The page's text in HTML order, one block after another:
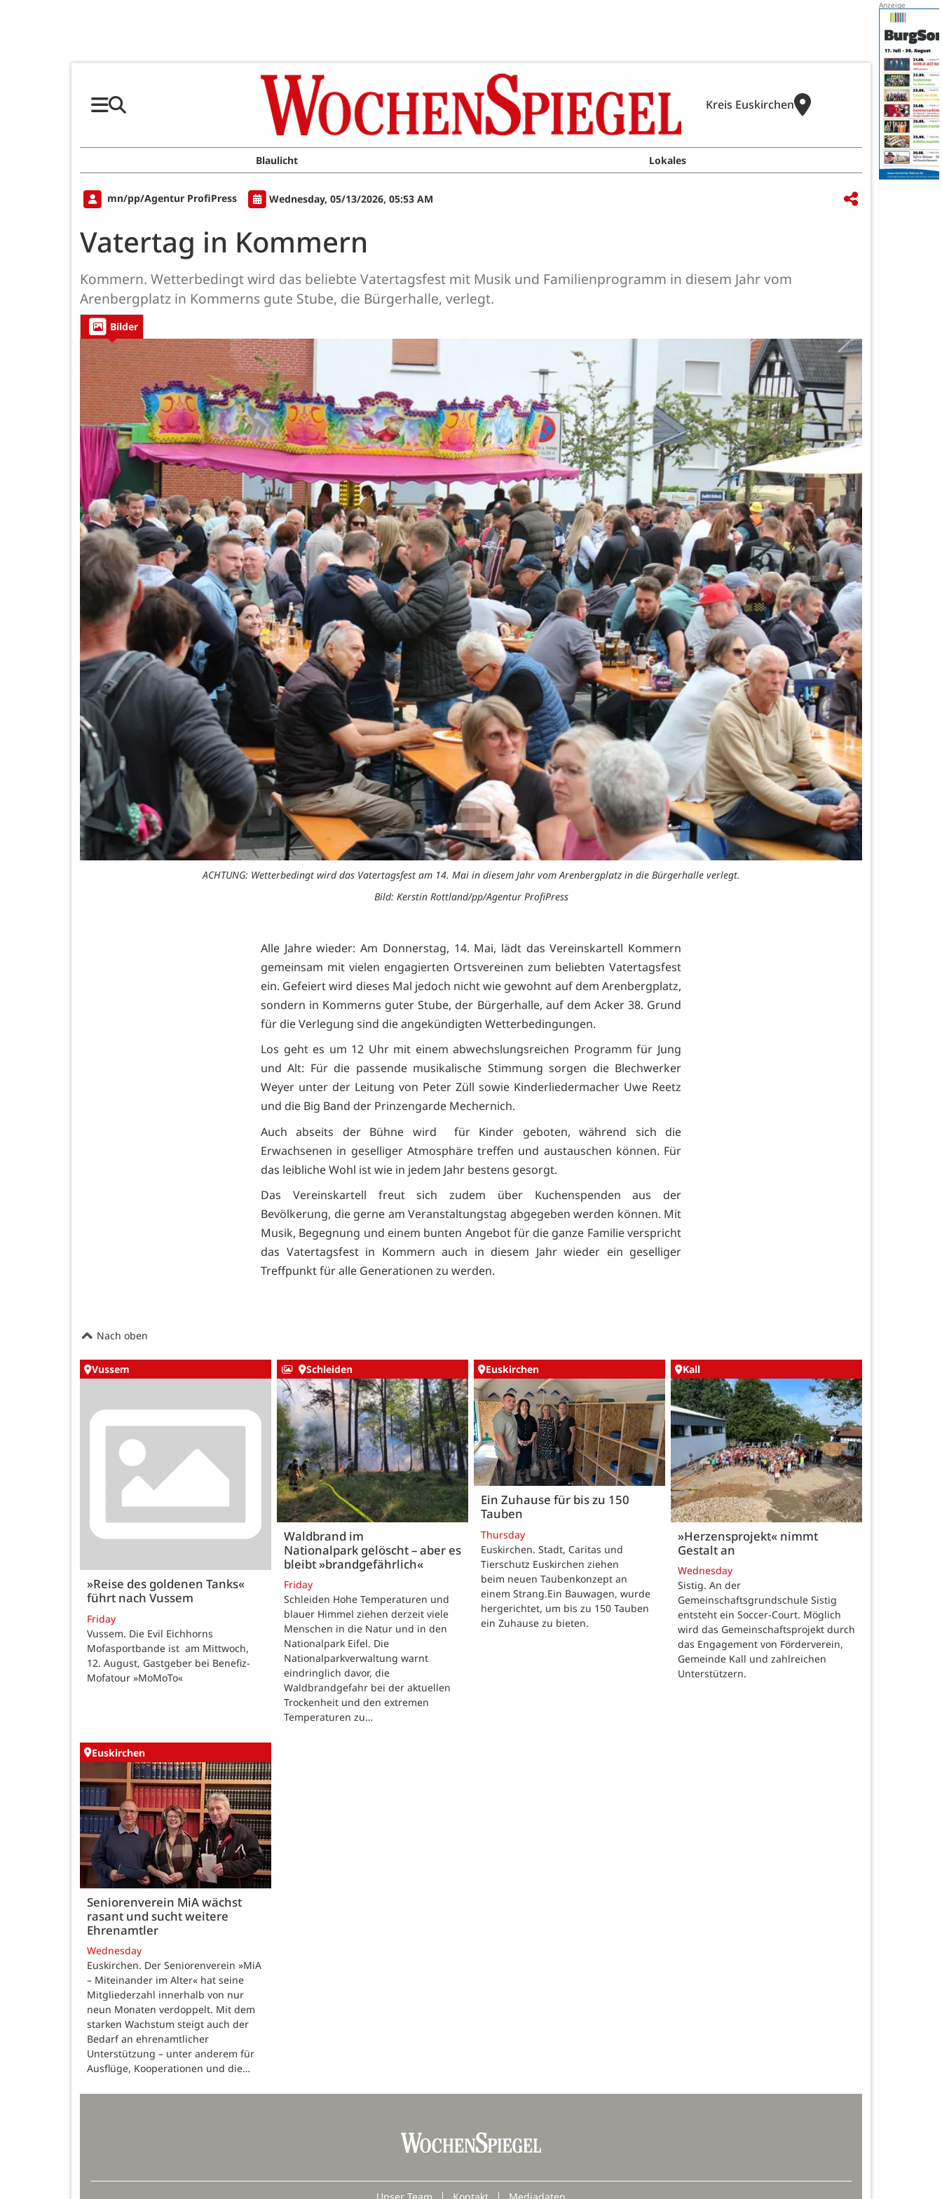
Kreis Euskirchen
Blaulicht Lokales
mn/pp/Agentur ProfiPress Wednesday, 05/13/2026, 05:53 AM
Vatertag in Kommern
Kommern. Wetterbedingt wird das beliebte Vatertagsfest mit Musik und Familienprogramm in diesem Jahr vom
Arenbergplatz in Kommerns gute Stube, die Bürgerhalle, verlegt.
Bilder
ACHTUNG: Wetterbedingt wird das Vatertagsfest am 14. Mai in diesem Jahr vom Arenbergplatz in die Bürgerhalle verlegt.
Bild: Kerstin Rottland/pp/Agentur ProfiPress
Alle Jahre wieder: Am Donnerstag, 14. Mai, lädt das Vereinskartell Kommern
gemeinsam mit vielen engagierten Ortsvereinen zum beliebten Vatertagsfest
ein. Gefeiert wird dieses Mal jedoch nicht wie gewohnt auf dem Arenbergplatz,
sondern in Kommerns guter Stube, der Bürgerhalle, auf dem Acker 38. Grund
für die Verlegung sind die angekündigten Wetterbedingungen.
Los geht es um 12 Uhr mit einem abwechslungsreichen Programm für Jung
und Alt: Für die passende musikalische Stimmung sorgen die Blechwerker
Weyer unter der Leitung von Peter Züll sowie Kinderliedermacher Uwe Reetz
und die Big Band der Prinzengarde Mechernich.
Auch abseits der Bühne wird für Kinder geboten, während sich die
Erwachsenen in geselliger Atmosphäre treffen und austauschen können. Für
das leibliche Wohl ist wie in jedem Jahr bestens gesorgt.
Das Vereinskartell freut sich zudem über Kuchenspenden aus der
Bevölkerung, die gerne am Veranstaltungstag abgegeben werden können. Mit
Musik, Begegnung und einem bunten Angebot für die ganze Familie verspricht
das Vatertagsfest in Kommern auch in diesem Jahr wieder ein geselliger
Treffpunkt für alle Generationen zu werden.
Nach oben
Vussem
»Reise des goldenen Tanks«
führt nach Vussem
Friday
Vussem. Die Evil Eichhorns
Mofasportbande ist am Mittwoch,
12. August, Gastgeber bei Benefiz-
Mofatour »MoMoTo«
Schleiden
Waldbrand im
Nationalpark gelöscht – aber es
bleibt »brandgefährlich«
Friday
Schleiden Hohe Temperaturen und
blauer Himmel ziehen derzeit viele
Menschen in die Natur und in den
Nationalpark Eifel. Die
Nationalparkverwaltung warnt
eindringlich davor, die
Waldbrandgefahr bei der aktuellen
Trockenheit und den extremen
Temperaturen zu…
Euskirchen
Ein Zuhause für bis zu 150
Tauben
Thursday
Euskirchen. Stadt, Caritas und
Tierschutz Euskirchen ziehen
beim neuen Taubenkonzept an
einem Strang.Ein Bauwagen, wurde
hergerichtet, um bis zu 150 Tauben
ein Zuhause zu bieten.
Kall
»Herzensprojekt« nimmt
Gestalt an
Wednesday
Sistig. An der
Gemeinschaftsgrundschule Sistig
entsteht ein Soccer-Court. Möglich
wird das Gemeinschaftsprojekt durch
das Engagement von Förderverein,
Gemeinde Kall und zahlreichen
Unterstützern.
Euskirchen
Seniorenverein MiA wächst
rasant und sucht weitere
Ehrenamtler
Wednesday
Euskirchen. Der Seniorenverein »MiA
– Miteinander im Alter« hat seine
Mitgliederzahl innerhalb von nur
neun Monaten verdoppelt. Mit dem
starken Wachstum steigt auch der
Bedarf an ehrenamtlicher
Unterstützung – unter anderem für
Ausflüge, Kooperationen und die…